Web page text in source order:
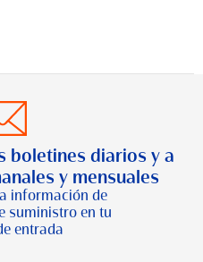
boletines diarios y a
y mensuales
información de
suministro en tu
entrada